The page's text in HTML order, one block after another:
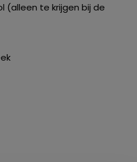
(alleen te krijgen bij de